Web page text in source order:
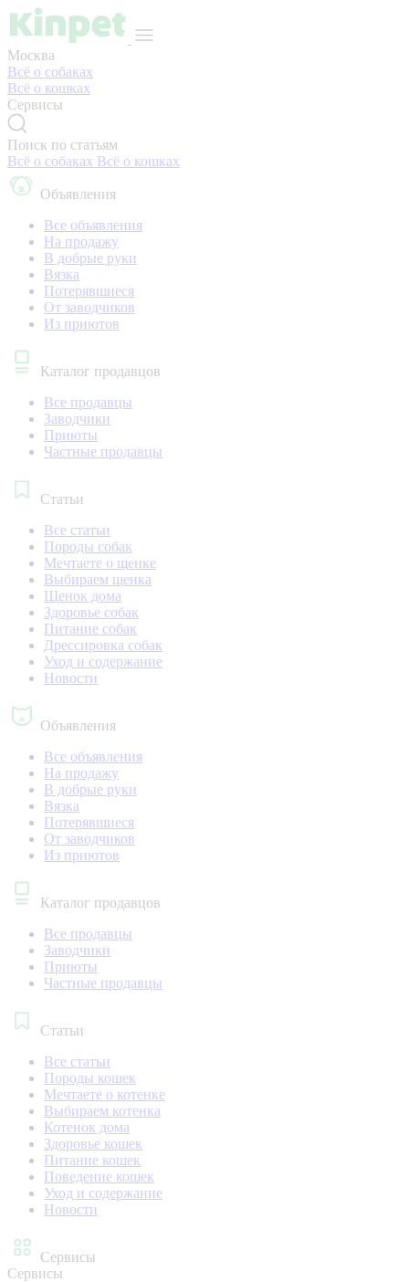
Москва
Всё о собаках
Всё о кошках
Сервисы
Поиск по статьям
Всё о собаках Всё о кошках
Объявления
Все объявления
На продажу
В добрые руки
Вязка
Потерявшиеся
От заводчиков
Из приютов
Каталог продавцов
Все продавцы
Заводчики
Приюты
Частные продавцы
Статьи
Все статьи
Породы собак
Мечтаете о щенке
Выбираем щенка
Щенок дома
Здоровье собак
Питание собак
Дрессировка собак
Уход и содержание
Новости
Объявления
Все объявления
На продажу
В добрые руки
Вязка
Потерявшиеся
От заводчиков
Из приютов
Каталог продавцов
Все продавцы
Заводчики
Приюты
Частные продавцы
Статьи
Все статьи
Породы кошек
Мечтаете о котенке
Выбираем котенка
Котенок дома
Здоровье кошек
Питание кошек
Поведение кошек
Уход и содержание
Новости
Сервисы
Сервисы